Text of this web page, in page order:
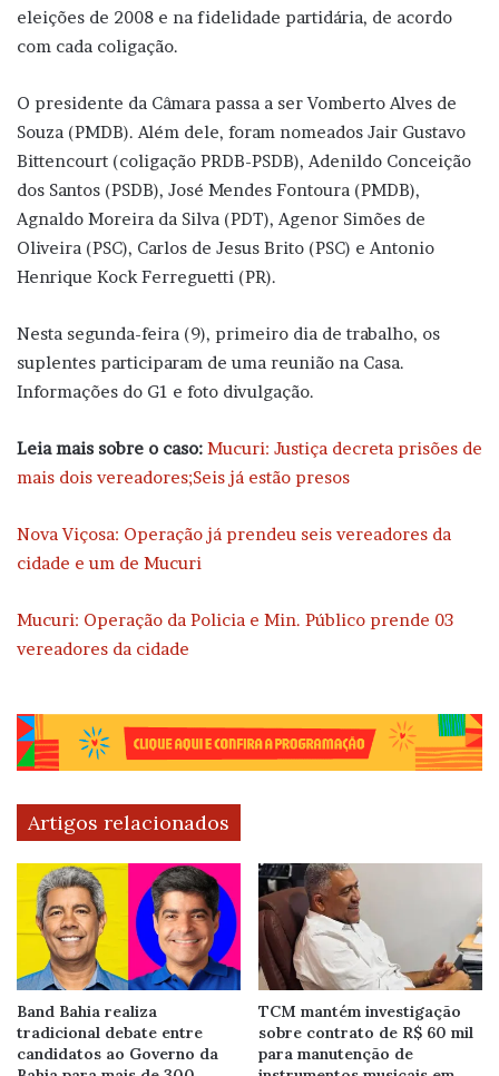
eleições de 2008 e na fidelidade partidária, de acordo
com cada coligação.
O presidente da Câmara passa a ser Vomberto Alves de
Souza (PMDB). Além dele, foram nomeados Jair Gustavo
Bittencourt (coligação PRDB-PSDB), Adenildo Conceição
dos Santos (PSDB), José Mendes Fontoura (PMDB),
Agnaldo Moreira da Silva (PDT), Agenor Simões de
Oliveira (PSC), Carlos de Jesus Brito (PSC) e Antonio
Henrique Kock Ferreguetti (PR).
Nesta segunda-feira (9), primeiro dia de trabalho, os
suplentes participaram de uma reunião na Casa.
Informações do G1 e foto divulgação.
Leia mais sobre o caso: Mucuri: Justiça decreta prisões de
mais dois vereadores;Seis já estão presos
Nova Viçosa: Operação já prendeu seis vereadores da
cidade e um de Mucuri
Mucuri: Operação da Policia e Min. Público prende 03
vereadores da cidade
Artigos relacionados
Band Bahia realiza
tradicional debate entre
candidatos ao Governo da
TCM mantém investigação
sobre contrato de R$ 60 mil
para manutenção de